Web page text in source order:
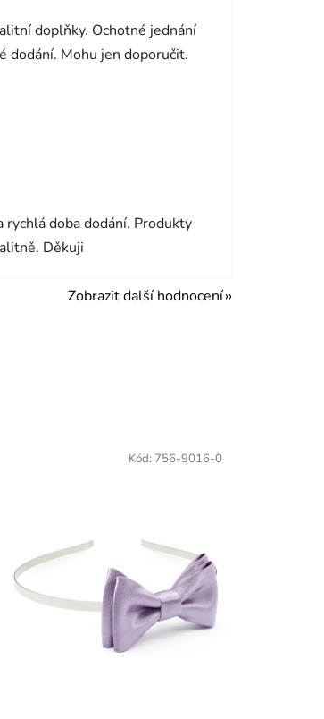
doplňky. Ochotné jednání
dodání. Mohu jen doporučit.
je 5 z 5 hvězdiček.
rychlá doba dodání. Produkty
Děkuji
Zobrazit další hodnocení
Kód: 756-9016-0